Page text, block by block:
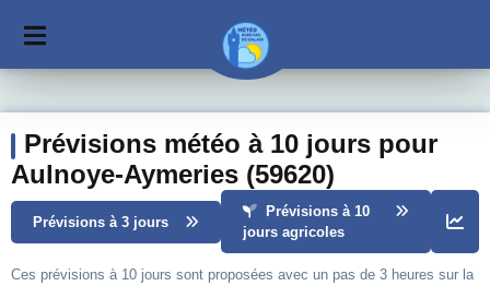
Prévisions météo à 10 jours pour
Aulnoye-Aymeries (59620)
Prévisions à 3 jours
Prévisions à 10
jours agricoles
Ces prévisions à 10 jours sont proposées avec un pas de 3 heures sur la